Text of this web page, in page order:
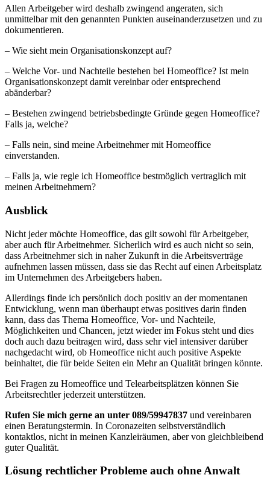
Allen Arbeitgeber wird deshalb zwingend angeraten, sich
unmittelbar mit den genannten Punkten auseinanderzusetzen und zu
dokumentieren.
– Wie sieht mein Organisationskonzept auf?
– Welche Vor- und Nachteile bestehen bei Homeoffice? Ist mein
Organisationskonzept damit vereinbar oder entsprechend
abänderbar?
– Bestehen zwingend betriebsbedingte Gründe gegen Homeoffice?
Falls ja, welche?
– Falls nein, sind meine Arbeitnehmer mit Homeoffice
einverstanden.
– Falls ja, wie regle ich Homeoffice bestmöglich vertraglich mit
meinen Arbeitnehmern?
Ausblick
Nicht jeder möchte Homeoffice, das gilt sowohl für Arbeitgeber,
aber auch für Arbeitnehmer. Sicherlich wird es auch nicht so sein,
dass Arbeitnehmer sich in naher Zukunft in die Arbeitsverträge
aufnehmen lassen müssen, dass sie das Recht auf einen Arbeitsplatz
im Unternehmen des Arbeitgebers haben.
Allerdings finde ich persönlich doch positiv an der momentanen
Entwicklung, wenn man überhaupt etwas positives darin finden
kann, dass das Thema Homeoffice, Vor- und Nachteile,
Möglichkeiten und Chancen, jetzt wieder im Fokus steht und dies
doch auch dazu beitragen wird, dass sehr viel intensiver darüber
nachgedacht wird, ob Homeoffice nicht auch positive Aspekte
beinhaltet, die für beide Seiten ein Mehr an Qualität bringen könnte.
Bei Fragen zu Homeoffice und Telearbeitsplätzen können Sie
Arbeitsrechtler jederzeit unterstützen.
Rufen Sie mich gerne an unter 089/59947837 und vereinbaren
einen Beratungstermin. In Coronazeiten selbstverständlich
kontaktlos, nicht in meinen Kanzleiräumen, aber von gleichbleibend
guter Qualität.
Lösung rechtlicher Probleme auch ohne Anwalt